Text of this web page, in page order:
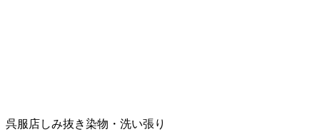
呉服店しみ抜き染物・洗い張り